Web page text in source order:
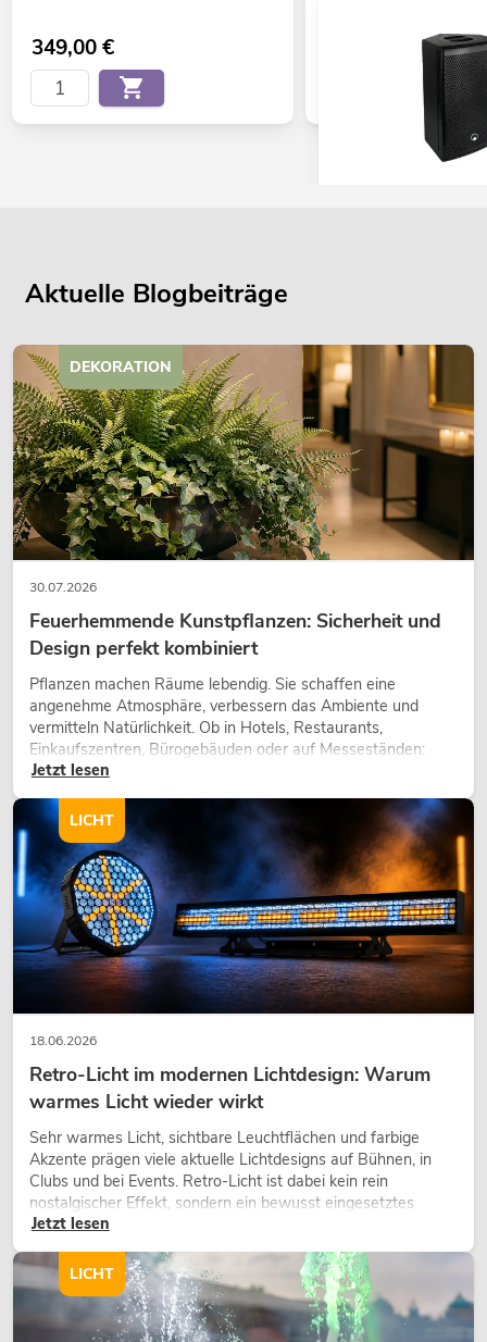
349,00€
OMNITRONIC PAS-
Top
OMNITRONIC
Top, aktiv, DSP
No. 11039475Artikel
OMNITRONIC
Top
Aktuelle Blogbeiträge
30.07.2026
Feuerhemmende Kunstpflanzen: Sicherheit und
Design perfekt kombiniert
Pflanzen machen Räume lebendig. Sie schaffen eine
angenehme Atmosphäre, verbessern das Ambiente und
vermitteln Natürlichkeit. Ob in Hotels, Restaurants,
Einkaufszentren, Bürogebäuden oder auf Messeständen:
eine hochwertige Begrünung gehört heute längst zum
Jetzt lesen
DEKORATION
18.06.2026
Retro-Licht im modernen Lichtdesign: Warum
warmes Licht wieder wirkt
Sehr warmes Licht, sichtbare Leuchtflächen und farbige
Akzente prägen viele aktuelle Lichtdesigns auf Bühnen, in
Clubs und bei Events. Retro-Licht ist dabei kein rein
nostalgischer Effekt, sondern ein bewusst eingesetztes
Gestaltungsmittel: Es schafft Atmosphäre, gibt Szenen
wirken lassen.
Jetzt lesen
LICHT
LICHT